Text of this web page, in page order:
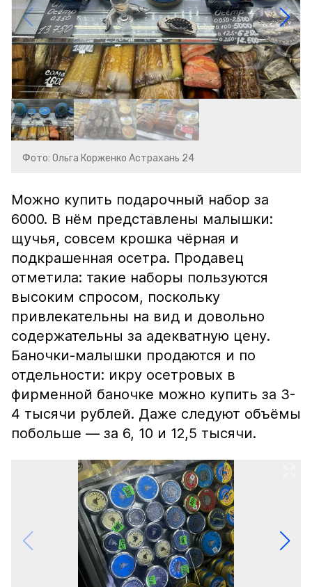
Фото: Ольга Корженко Астрахань 24
Можно купить подарочный набор за
6000. В нём представлены малышки:
щучья, совсем крошка чёрная и
подкрашенная осетра. Продавец
отметила: такие наборы пользуются
высоким спросом, поскольку
привлекательны на вид и довольно
содержательны за адекватную цену.
Баночки-малышки продаются и по
отдельности: икру осетровых в
фирменной баночке можно купить за 3-
4 тысячи рублей. Даже следуют объёмы
побольше — за 6, 10 и 12,5 тысячи.